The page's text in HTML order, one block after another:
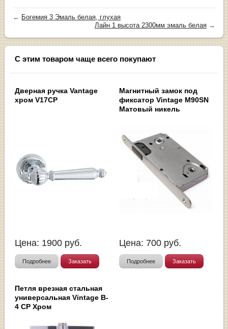
← Богемия 3 Эмаль белая, глухая
Лайн 1 высота 2300мм эмаль белая→
С этим товаром чаще всего покупают
Дверная ручка Vantage
хром V17CP
Цена: 1900 руб.
Подробнее Заказать
Магнитный замок под
фиксатор Vintage M90SN
Матовый никель
Цена: 700 руб.
Подробнее Заказать
Петля врезная стальная
универсальная Vintage B-
4 CP Хром